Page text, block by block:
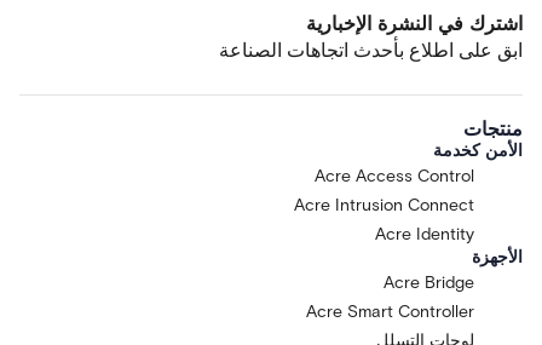
اشترك في النشرة الإخبارية
ابق على اطلاع بأحدث اتجاهات الصناعة
منتجات
الأمن كخدمة
Acre Access Control
Acre Intrusion Connect
Acre Identity
الأجهزة
Acre Bridge
Acre Smart Controller
لوحات التسلل